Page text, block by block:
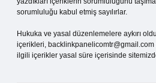
sorumluluğu kabul etmiş sayılırlar.
Hukuka ve yasal düzenlemelere aykırı
içerikleri, backlinkpanelicomtr@gmail.com
ilgili içerikler yasal süre içerisinde